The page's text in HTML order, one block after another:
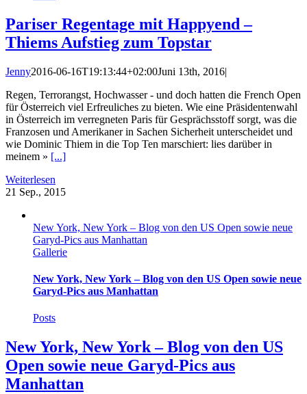
Pariser Regentage mit Happyend –
Thiems Aufstieg zum Topstar
Jenny2016-06-16T19:13:44+02:00Juni 13th, 2016|
Regen, Terrorangst, Hochwasser - und doch hatten die French Open
für Österreich viel Erfreuliches zu bieten. Wie eine Präsidentenwahl
in Österreich im verregneten Paris für Gesprächsstoff sorgt, was die
Franzosen und Amerikaner in Sachen Sicherheit unterscheidet und
wie Dominic Thiem in die Top Ten marschiert: lies darüber in
meinem » [...]
Weiterlesen
21 Sep., 2015
New York, New York – Blog von den US Open sowie neue
Garyd-Pics aus Manhattan
Gallerie
New York, New York – Blog von den US Open sowie neue
Garyd-Pics aus Manhattan
Posts
New York, New York – Blog von den US
Open sowie neue Garyd-Pics aus
Manhattan